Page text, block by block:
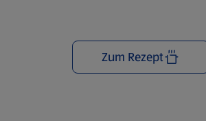
Zum Rezept